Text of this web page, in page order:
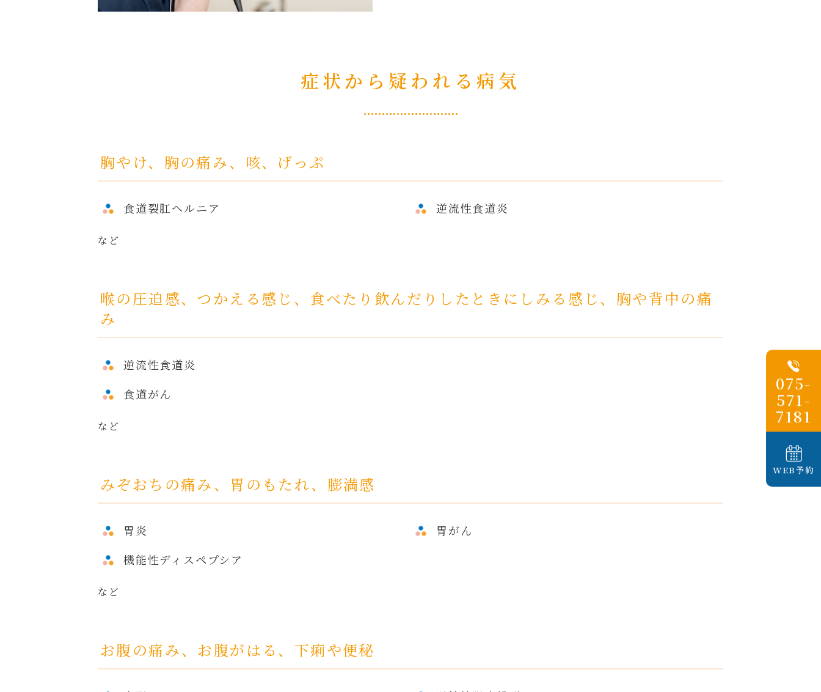
症状から疑われる病気
胸やけ、胸の痛み、咳、げっぷ
食道裂肛ヘルニア 逆流性食道炎
など
喉の圧迫感、つかえる感じ、食べたり飲んだりしたときにしみる感じ、胸や背中の痛
み
逆流性食道炎
食道がん
など
みぞおちの痛み、胃のもたれ、膨満感
胃炎
胃がん
機能性ディスペプシア
など
お腹の痛み、お腹がはる、下痢や便秘
075-
571-
7181
WEB予約